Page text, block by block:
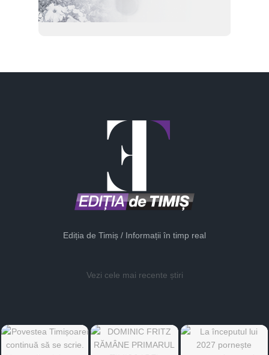
Ediția de Timiș / Informații în timp real
Vezi cele mai recente știri